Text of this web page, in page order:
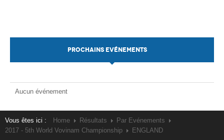
PROCHAINS EVÉNEMENTS
Aucun événement
Vous êtes ici : Home Résultats
Par Evénements
2017 - 5th World Vovinam Championship
ENGLAND